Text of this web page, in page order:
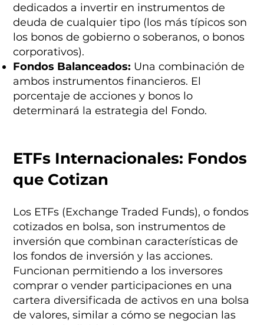
dedicados a invertir en instrumentos de
deuda de cualquier tipo (los más típicos son
los bonos de gobierno o soberanos, o bonos
corporativos).
Fondos Balanceados: Una combinación de
ambos instrumentos financieros. El
porcentaje de acciones y bonos lo
determinará la estrategia del Fondo.
ETFs Internacionales: Fondos
que Cotizan
Los ETFs (Exchange Traded Funds), o fondos
cotizados en bolsa, son instrumentos de
inversión que combinan características de
los fondos de inversión y las acciones.
Funcionan permitiendo a los inversores
comprar o vender participaciones en una
cartera diversificada de activos en una bolsa
de valores, similar a cómo se negocian las